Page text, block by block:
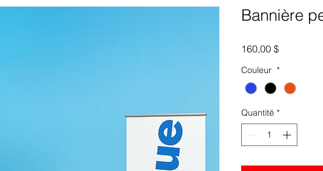
Bannière
160,00 $Prix
Couleur *
Quantité *